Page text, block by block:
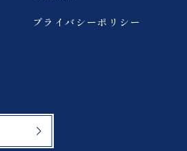
プライバシーポリシー